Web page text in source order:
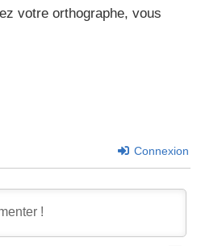
votre orthographe, vous
Connexion